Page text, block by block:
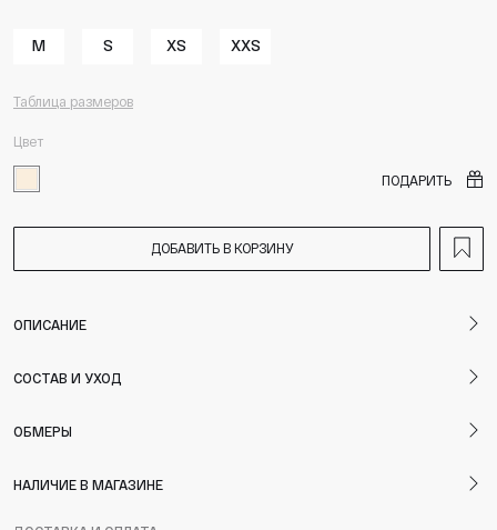
M S XS XXS
Таблица размеров
Цвет
ПОДАРИТЬ
ДОБАВИТЬ В КОРЗИНУ
ОПИСАНИЕ
СОСТАВ И УХОД
ОБМЕРЫ
НАЛИЧИЕ В МАГАЗИНЕ